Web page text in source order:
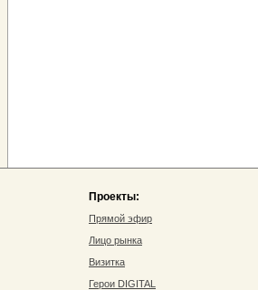
Проекты:
Прямой эфир
Лицо рынка
Визитка
Герои DIGITAL